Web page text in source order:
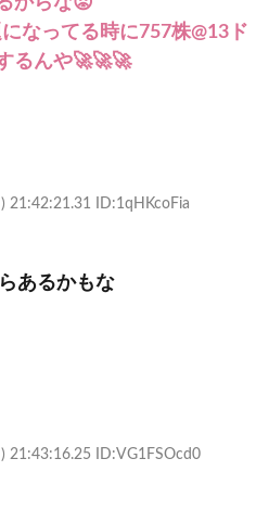
なってる時に757株@13ド
るんや🚀🚀🚀
21:42:21.31 ID:1qHKcoFia
あるかもな
21:43:16.25 ID:VG1FSOcd0